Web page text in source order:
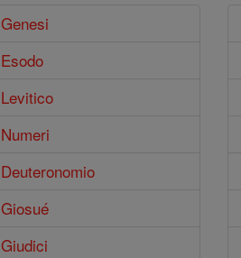
Genesi
Esodo
Levitico
Numeri
Deuteronomio
Giosué
Giudici